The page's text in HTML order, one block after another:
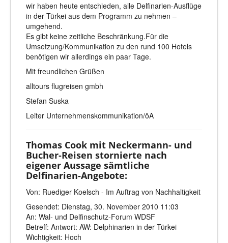
wir haben heute entschieden, alle Delfinarien-Ausflüge
in der Türkei aus dem Programm zu nehmen –
umgehend.
Es gibt keine zeitliche Beschränkung.Für die
Umsetzung/Kommunikation zu den rund 100 Hotels
benötigen wir allerdings ein paar Tage.
Mit freundlichen Grüßen
alltours flugreisen gmbh
Stefan Suska
Leiter Unternehmenskommunikation/öA
Thomas Cook mit Neckermann- und
Bucher-Reisen stornierte nach
eigener Aussage sämtliche
Delfinarien-Angebote:
Von: Ruediger Koelsch - Im Auftrag von Nachhaltigkeit
Gesendet: Dienstag, 30. November 2010 11:03
An: Wal- und Delfinschutz-Forum WDSF
Betreff: Antwort: AW: Delphinarien in der Türkei
Wichtigkeit: Hoch